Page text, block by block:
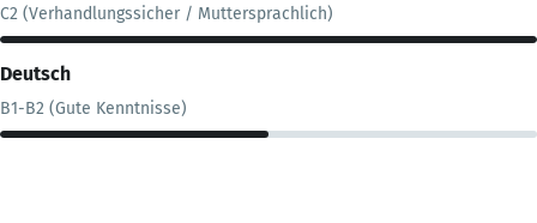
C2 (Verhandlungssicher / Muttersprachlich)
Deutsch
B1-B2 (Gute Kenntnisse)